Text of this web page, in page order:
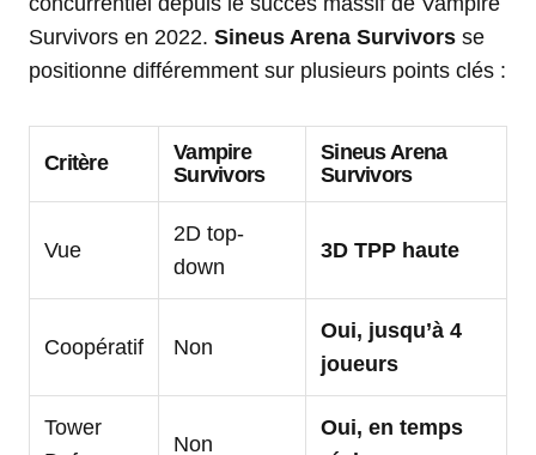
Survivors en 2022. Sineus Arena Survivors se
positionne différemment sur plusieurs points clés :
Critère
Vampire
Survivors
Sineus Arena
Survivors
Vue
2D top-
down
3D TPP haute
Coopératif Non
Oui, jusqu’à 4
joueurs
Tower
Non
Oui, en temps